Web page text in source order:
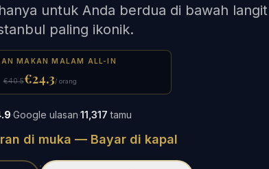
untuk Anda berdua di bawah langit
paling ikonik.
MAKAN MALAM ALL-IN
€40.5€24.3/ orang
·Google ulasan·11,317 tamu
di muka — Bayar di kapal